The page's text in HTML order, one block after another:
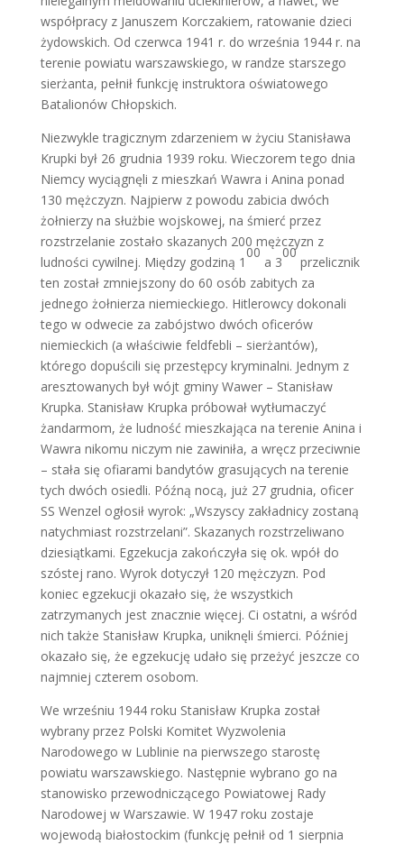
współpracy z Januszem Korczakiem, ratowanie dzieci
żydowskich. Od czerwca 1941 r. do września 1944 r. na
terenie powiatu warszawskiego, w randze starszego
sierżanta, pełnił funkcję instruktora oświatowego
Batalionów Chłopskich.
Niezwykle tragicznym zdarzeniem w życiu Stanisława
Krupki był 26 grudnia 1939 roku. Wieczorem tego dnia
Niemcy wyciągnęli z mieszkań Wawra i Anina ponad
130 mężczyzn. Najpierw z powodu zabicia dwóch
żołnierzy na służbie wojskowej, na śmierć przez
rozstrzelanie zostało skazanych 200 mężczyzn z
ludności cywilnej. Między godziną 1
00
a 3
00
przelicznik
ten został zmniejszony do 60 osób zabitych za
jednego żołnierza niemieckiego. Hit­lerowcy dokonali
tego w odwecie za zabójstwo dwóch oficerów
niemieckich (a właściwie feldfebli – sierżantów),
którego dopuścili się przestępcy kryminalni. Jednym z
aresztowanych był wójt gminy Wawer – Stanisław
Krupka. Stanisław Krupka próbował wytłumaczyć
żandarmom, że ludność mieszkająca na terenie Anina i
Wawra nikomu niczym nie zawiniła, a wręcz przeciwnie
– stała się ofiarami bandytów grasujących na terenie
tych dwóch osiedli. Późną nocą, już 27 grudnia, oficer
SS Wenzel ogłosił wyrok: „Wszyscy zakładnicy zostaną
natychmiast rozstrzelani”. Skazanych rozstrzeliwano
dziesiątkami. Egzekucja zakończyła się ok. wpół do
szóstej rano. Wyrok dotyczył 120 mężczyzn. Pod
koniec egzekucji okazało się, że wszystkich
zatrzymanych jest znacznie więcej. Ci ostatni, a wśród
nich także Stanisław Krupka, uniknęli śmierci. Później
okazało się, że egzekucję udało się przeżyć jeszcze co
najmniej czterem osobom.
We wrześniu 1944 roku Stani­sław Krupka został
wybrany przez Polski Ko­mitet Wyzwolenia
Narodowego w Lublinie na pierwszego starostę
powiatu warszawskiego. Następnie wybra­no go na
stanowisko przewodniczącego Po­wiatowej Rady
Narodowej w Warszawie. W 1947 roku zostaje
wojewodą białostoc­kim (funkcję pełnił od 1 sierpnia